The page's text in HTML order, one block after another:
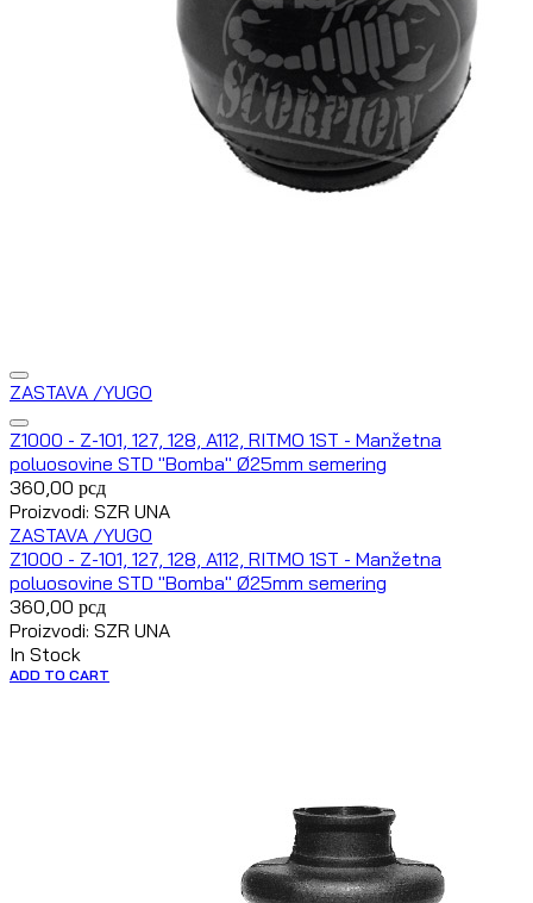
ZASTAVA /YUGO
Z1000 - Z-101, 127, 128, A112, RITMO 1ST - Manžetna
poluosovine STD "Bomba" Ø25mm semering
360,00 рсд
Proizvodi: SZR UNA
ZASTAVA /YUGO
Z1000 - Z-101, 127, 128, A112, RITMO 1ST - Manžetna
poluosovine STD "Bomba" Ø25mm semering
360,00 рсд
Proizvodi: SZR UNA
In Stock
ADD TO CART